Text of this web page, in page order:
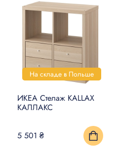
На складе в Польше
ИКЕА Стелаж KALLAX
КАЛЛАКС
5 501 ₴